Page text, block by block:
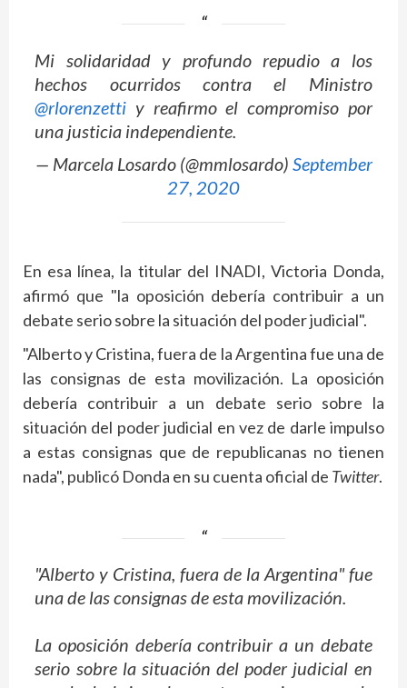
Mi solidaridad y profundo repudio a los
hechos ocurridos contra el Ministro
@rlorenzetti y reafirmo el compromiso por
una justicia independiente.
— Marcela Losardo (@mmlosardo) September
27, 2020
En esa línea, la titular del INADI, Victoria Donda,
afirmó que "la oposición debería contribuir a un
debate serio sobre la situación del poder judicial".
"Alberto y Cristina, fuera de la Argentina fue una de
las consignas de esta movilización. La oposición
debería contribuir a un debate serio sobre la
situación del poder judicial en vez de darle impulso
a estas consignas que de republicanas no tienen
nada", publicó Donda en su cuenta oficial de Twitter.
"Alberto y Cristina, fuera de la Argentina" fue
una de las consignas de esta movilización.
La oposición debería contribuir a un debate
serio sobre la situación del poder judicial en